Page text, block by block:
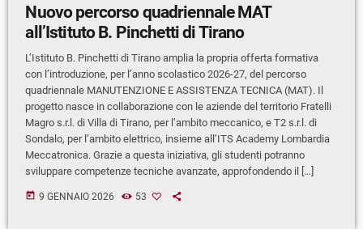
Nuovo percorso quadriennale MAT
all’Istituto B. Pinchetti di Tirano
L’Istituto B. Pinchetti di Tirano amplia la propria offerta formativa
con l’introduzione, per l’anno scolastico 2026-27, del percorso
quadriennale MANUTENZIONE E ASSISTENZA TECNICA (MAT). Il
progetto nasce in collaborazione con le aziende del territorio Fratelli
Magro s.r.l. di Villa di Tirano, per l’ambito meccanico, e T2 s.r.l. di
Sondalo, per l’ambito elettrico, insieme all’ITS Academy Lombardia
Meccatronica. Grazie a questa iniziativa, gli studenti potranno
sviluppare competenze tecniche avanzate, approfondendo il […]
today 9 GENNAIO 2026 53